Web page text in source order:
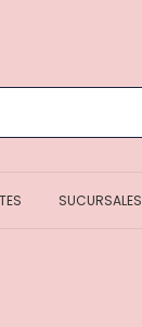
SUCURSALES